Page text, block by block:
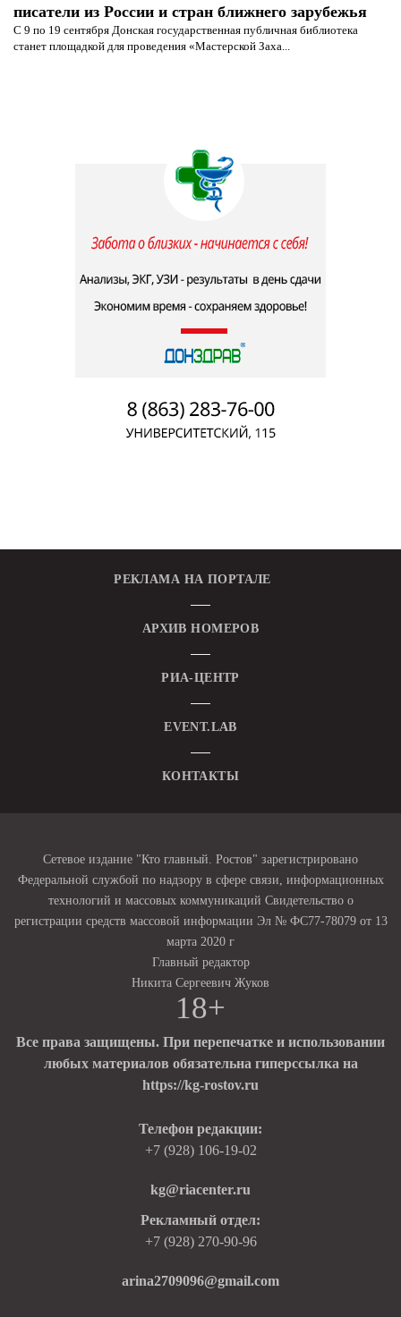
писатели из России и стран ближнего зарубежья
С 9 по 19 сентября Донская государственная публичная библиотека
станет площадкой для проведения «Мастерской Заха...
РЕКЛАМА НА ПОРТАЛЕ
АРХИВ НОМЕРОВ
РИА-ЦЕНТР
EVENT.LAB
КОНТАКТЫ
Сетевое издание "Кто главный. Ростов" зарегистрировано
Федеральной службой по надзору в сфере связи, информационных
технологий и массовых коммуникаций Свидетельство о
регистрации средств массовой информации Эл № ФС77-78079 от 13
марта 2020 г
Главный редактор
Никита Сергеевич Жуков
18+
Все права защищены. При перепечатке и использовании
любых материалов обязательна гиперссылка на
https://kg-rostov.ru
Телефон редакции:
+7 (928) 106-19-02
kg@riacenter.ru
Рекламный отдел:
+7 (928) 270-90-96
arina2709096@gmail.com